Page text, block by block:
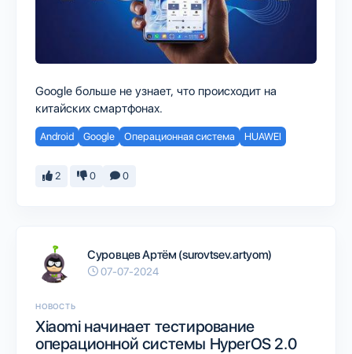
Google больше не узнает, что происходит на
китайских смартфонах.
Android Google Операционная система HUAWEI
2 0 0
Суровцев Артём (surovtsev.artyom)
07-07-2024
НОВОСТЬ
Xiaomi начинает тестирование
операционной системы HyperOS 2.0